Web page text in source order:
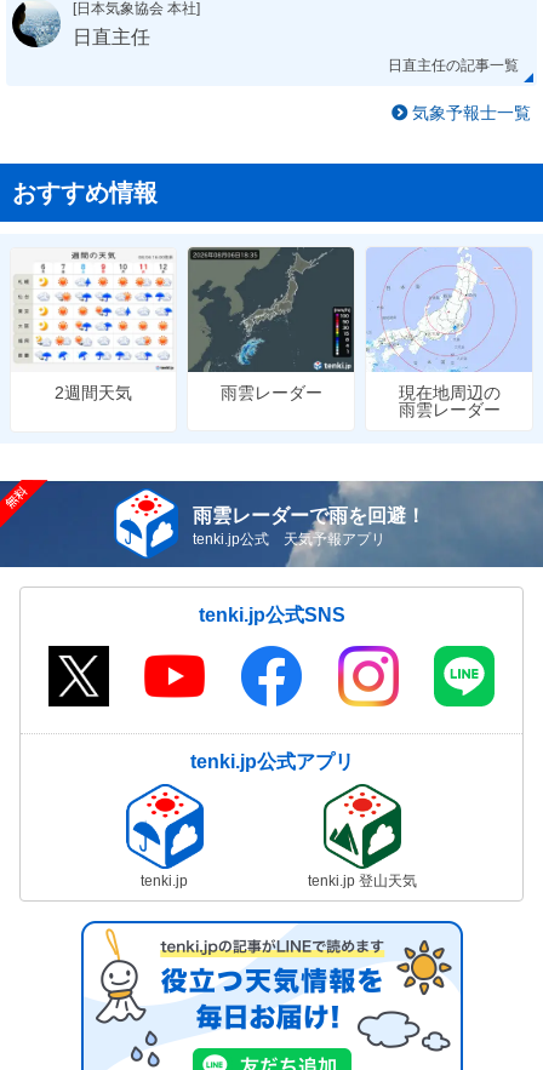
[日本気象協会 本社]
日直主任
日直主任の記事一覧
気象予報士一覧
おすすめ情報
2週間天気 雨雲レーダー
現在地周辺の
雨雲レーダー
雨雲レーダーで雨を回避！
tenki.jp公式 天気予報アプリ
tenki.jp公式SNS
tenki.jp公式アプリ
tenki.jp tenki.jp 登山天気